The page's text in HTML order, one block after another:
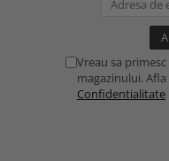
Vreau sa
magazinului.
Confidentialitate